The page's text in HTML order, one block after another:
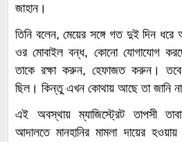
জাহান।
তিনি বলেন, মেয়ের সঙ্গে গত দুই দিন
ওর মোবাইল বন্ধ, কোনো যোগাযোগ
তাকে রক্ষা করুন, হেফাজত করুন। তবে
ছিল। কিন্তু এখন কোথায় আছে তা জানি
এই অবস্থায় ম্যাজিস্ট্রেট তাপসী
আদালতে মানহানির মামলা দায়ের